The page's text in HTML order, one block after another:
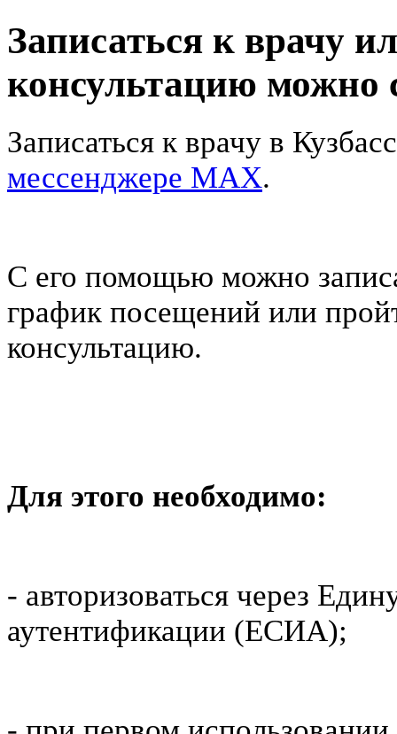
Записаться к врачу
консультацию
Записаться к врачу в
мессенджере МАХ.
C его помощью можно
график посещений или
консультацию.
Для этого необходимо:
- авторизоваться через
аутентификации (ЕСИА);